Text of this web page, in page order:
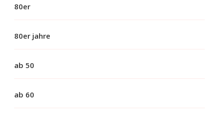
80er
80er jahre
ab 50
ab 60